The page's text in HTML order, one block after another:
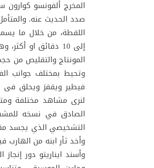
صدد الحديث عنه.
اللقطة، من خلال ما
إلى 10 دقائق او
المونتاج والتقليص من
وتحيط بمختلف جوانب
فيطير ويقفز ويحلق فى
لنرى مشاهد مختلفة
الصادق في نسخه
التشخيصي الذي يجسد
وأخد ثأر ابنه من الهارب
وأسند ايناريتو دور